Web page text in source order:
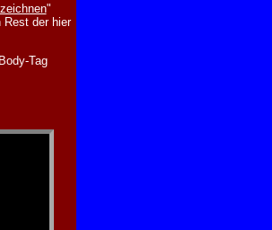
"
Rest der hier
Tag